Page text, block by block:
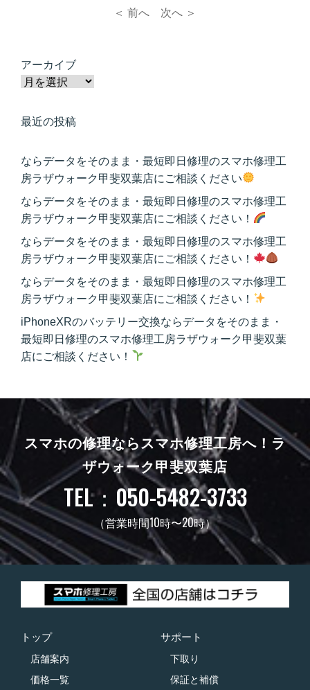
＜ 前へ 次へ ＞
アーカイブ
最近の投稿
ならデータをそのまま・最短即日修理のスマホ修理工
房ラザウォーク甲斐双葉店にご相談ください
ならデータをそのまま・最短即日修理のスマホ修理工
房ラザウォーク甲斐双葉店にご相談ください！
ならデータをそのまま・最短即日修理のスマホ修理工
房ラザウォーク甲斐双葉店にご相談ください！
ならデータをそのまま・最短即日修理のスマホ修理工
房ラザウォーク甲斐双葉店にご相談ください！
iPhoneXRのバッテリー交換ならデータをそのまま・
最短即日修理のスマホ修理工房ラザウォーク甲斐双葉
店にご相談ください！
スマホの修理ならスマホ修理工房へ！ ラ
ザウォーク甲斐双葉店
TEL：050-5482-3733
（営業時間10時〜20時）
トップ
店舗案内
価格一覧
サポート
下取り
保証と補償